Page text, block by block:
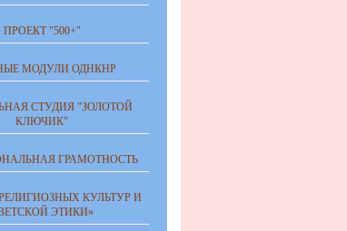
ПРОЕКТ "500+"
МОДУЛИ ОДНКНР
СТУДИЯ "ЗОЛОТОЙ
КЛЮЧИК"
ГРАМОТНОСТЬ
КУЛЬТУР И
ЭТИКИ»